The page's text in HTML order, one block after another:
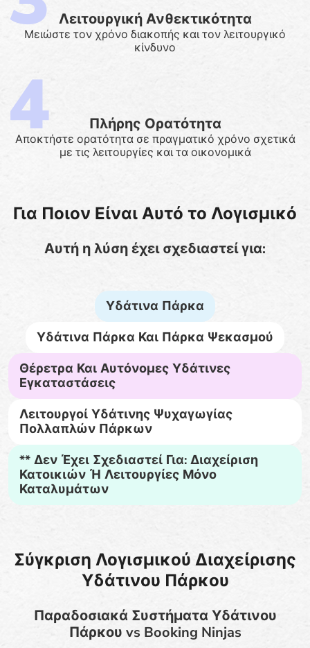
Λειτουργική Ανθεκτικότητα
Μειώστε τον χρόνο διακοπής και τον λειτουργικό
κίνδυνο
Πλήρης Ορατότητα
Αποκτήστε ορατότητα σε πραγματικό χρόνο σχετικά
με τις λειτουργίες και τα οικονομικά
Για Ποιον Είναι Αυτό το Λογισμικό
Αυτή η λύση έχει σχεδιαστεί για:
Υδάτινα Πάρκα
Υδάτινα Πάρκα Και Πάρκα Ψεκασμού
Θέρετρα Και Αυτόνομες Υδάτινες
Εγκαταστάσεις
Λειτουργοί Υδάτινης Ψυχαγωγίας
Πολλαπλών Πάρκων
** Δεν Έχει Σχεδιαστεί Για: Διαχείριση
Κατοικιών Ή Λειτουργίες Μόνο
Καταλυμάτων
Σύγκριση Λογισμικού Διαχείρισης
Υδάτινου Πάρκου
Παραδοσιακά Συστήματα Υδάτινου
Πάρκου vs Booking Ninjas